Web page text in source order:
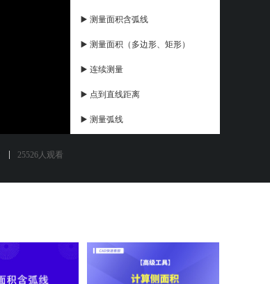
25526人观看
▶️ 测量面积含弧线
▶️ 测量面积（多边形、矩形）
▶️ 连续测量
▶️ 点到直线距离
▶️ 测量弧线
▶️ 矩形、椭圆
▶️ 电脑端添加照片标注